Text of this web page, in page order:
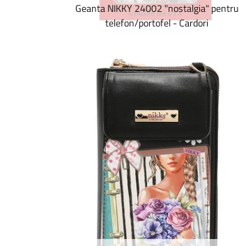
Geanta NIKKY 24002 "nostalgia" pentru
telefon/portofel - Cardori